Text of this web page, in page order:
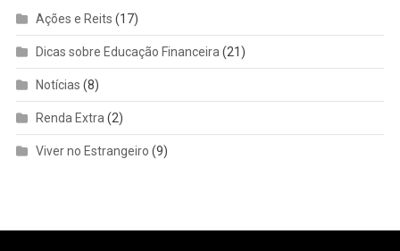
Ações e Reits (17)
Dicas sobre Educação Financeira (21)
Notícias (8)
Renda Extra (2)
Viver no Estrangeiro (9)